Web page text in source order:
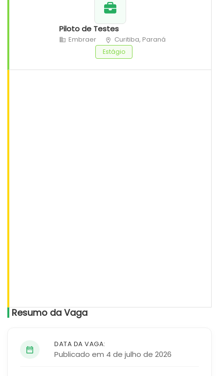
Piloto de Testes
Embraer Curitiba, Paraná
Estágio
Resumo da Vaga
DATA DA VAGA:
Publicado em 4 de julho de 2026